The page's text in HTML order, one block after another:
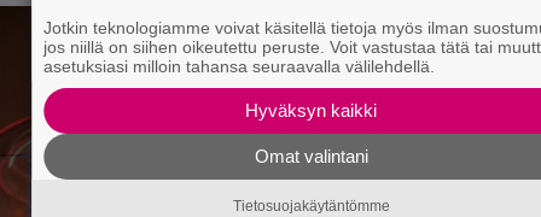
Jotkin teknologiamme voivat käsitellä tietoja myös ilman
jos niillä on siihen oikeutettu peruste. Voit vastustaa tätä tai
asetuksiasi milloin tahansa seuraavalla välilehdellä.
Hyväksyn kaikki
Omat valintani
Tietosuojakäytäntömme